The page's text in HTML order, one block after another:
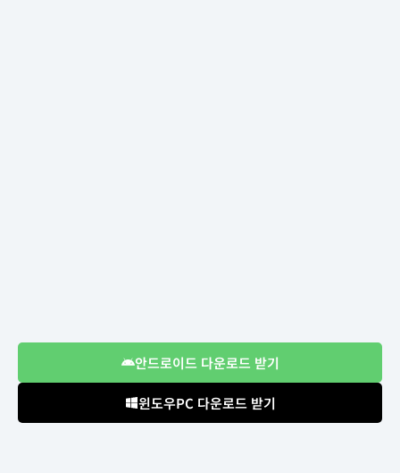
안드로이드 다운로드 받기
윈도우PC 다운로드 받기